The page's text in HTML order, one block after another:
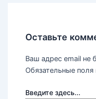
Оставьте
Ваш адрес email не
Обязательные
Введите здесь...